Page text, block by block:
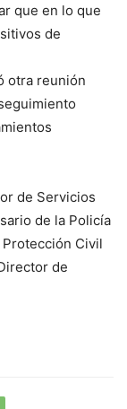
que en lo que
de
otra reunión
de Servicios
de la Policía
Civil
de